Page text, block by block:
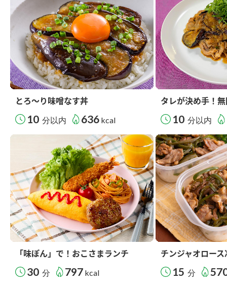
とろ～り味噌なす丼
10 分以内 636 kcal
タレが決め手！
10 分以内
「味ぽん」で！おこさまランチ
30 分 797 kcal
チンジャオロー
15 分